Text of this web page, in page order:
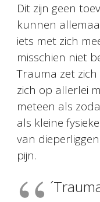
Dit zijn geen
kunnen
iets met zich
misschien niet
Trauma zet
zich op allerlei
meteen als
als kleine
van
pijn.